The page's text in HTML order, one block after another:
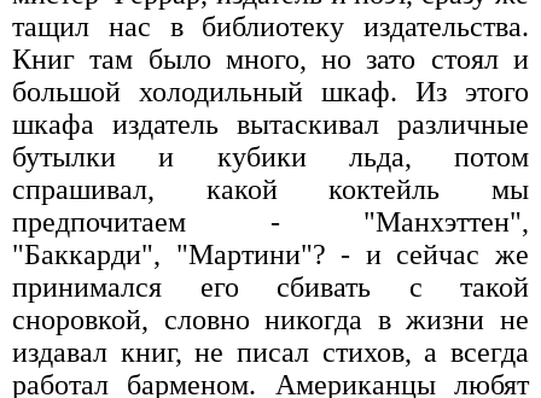
тащил нас в библиотеку издательства.
Книг там было много, но зато стоял и
большой холодильный шкаф. Из этого
шкафа издатель вытаскивал различные
бутылки и кубики льда, потом
спрашивал, какой коктейль мы
предпочитаем - "Манхэттен",
"Баккарди", "Мартини"? - и сейчас же
принимался его сбивать с такой
сноровкой, словно никогда в жизни не
издавал книг, не писал стихов, а всегда
работал барменом. Американцы любят